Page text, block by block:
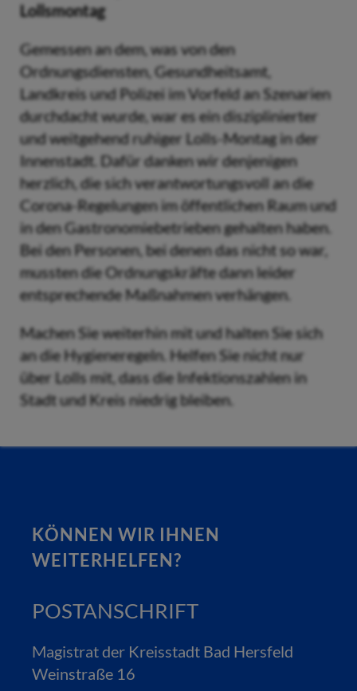
Lollsmontag
Gemessen an dem, was von den
Ordnungsdiensten, Gesundheitsamt,
Landkreis und Polizei im Vorfeld an Szenarien
durchdacht wurde, war es ein disziplinierter
und weitgehend ruhiger Lolls-Montag in der
Innenstadt. Dafür danken wir denjenigen
herzlich, die sich verantwortungsvoll an die
Corona-Regelungen im öffentlichen Raum und
in den Gastronomiebetrieben gehalten haben.
Bei den Personen, bei denen das nicht so war,
mussten die Ordnungskräfte dann leider
entsprechende Maßnahmen verhängen.
Machen Sie weiterhin mit und halten Sie sich
an die Hygieneregeln. Helfen Sie nicht nur
über Lolls mit, dass die Infektionszahlen in
Stadt und Kreis niedrig bleiben.
KÖNNEN WIR IHNEN
WEITERHELFEN?
POSTANSCHRIFT
Magistrat der Kreisstadt Bad Hersfeld
Weinstraße 16